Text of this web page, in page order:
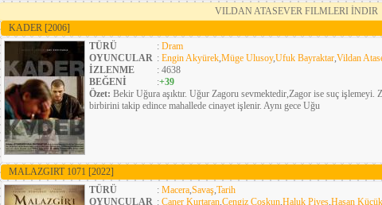
VILDAN ATASEVER FILMLERI İNDIR
KADER [2006]
TÜRÜ
: Dram
OYUNCULAR : Engin Akyürek,Müge Ulusoy,Ufuk Bayraktar,Vildan
İZLENME
: 4638
BEĞENİ
:+39
Özet: Bekir Uğura aşıktır. Uğur Zagoru sevmektedir,Zagor ise suç işlemeyi.
birbirini takip edince mahallede cinayet işlenir. Aynı gece Uğu
MALAZGIRT 1071 [2022]
TÜRÜ
: Macera,Savaş,Tarih
OYUNCULAR : Caner Kurtaran,Cengiz Coşkun,Haluk Piyes,Hasan